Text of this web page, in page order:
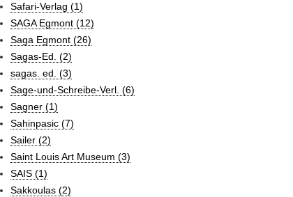
Safari-Verlag (1)
SAGA Egmont (12)
Saga Egmont (26)
Sagas-Ed. (2)
sagas. ed. (3)
Sage-und-Schreibe-Verl. (6)
Sagner (1)
Sahinpasic (7)
Sailer (2)
Saint Louis Art Museum (3)
SAIS (1)
Sakkoulas (2)